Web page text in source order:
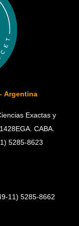
Argentina
Exactas y
CABA.
5285-8623
11) 5285-8662